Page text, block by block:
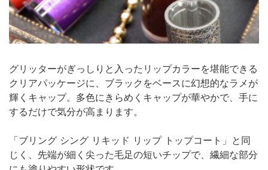
グリッターがぎっしりと入ったリップカラーを堪能できる
クリアパッケージに、ブラックをベースに幻想的なラメが
輝くキャップ。多色にきらめくキャップが華やかで、手に
するだけで気分が高まります。
「ブリング シング リキッド リップ トップコート」と同
じく、先端が細く尖った毛足の短いチップで、繊細な部分